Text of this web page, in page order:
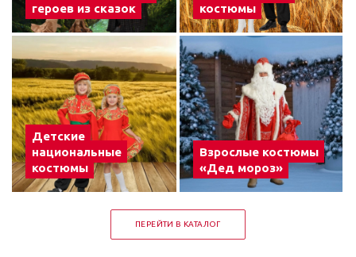
героев из сказок
костюмы
Детские
национальные
костюмы
Взрослые костюмы
«Дед мороз»
ПЕРЕЙТИ В КАТАЛОГ